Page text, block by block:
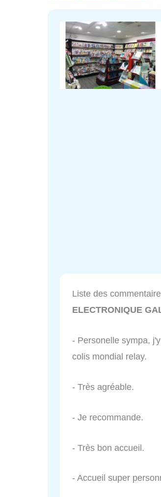
Liste des
ELECTRONIQUE
- Personelle sympa,
colis mondial relay.
- Très agréable.
- Je recommande.
- Très bon accueil.
- Accueil super